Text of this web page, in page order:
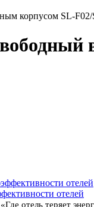
корпусом SL-
отелей
отель теряет